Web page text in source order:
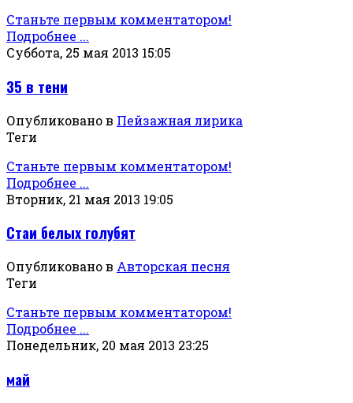
Станьте первым комментатором!
Подробнее ...
Суббота, 25 мая 2013 15:05
35 в тени
Опубликовано в Пейзажная лирика
Теги
Станьте первым комментатором!
Подробнее ...
Вторник, 21 мая 2013 19:05
Стаи белых голубят
Опубликовано в Авторская песня
Теги
Станьте первым комментатором!
Подробнее ...
Понедельник, 20 мая 2013 23:25
май